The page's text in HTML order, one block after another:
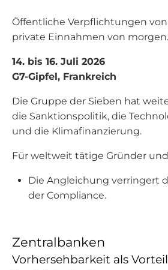
Öffentliche Verpflichtungen
private Einnahmen von morgen.
14. bis 16. Juli 2026
G7-Gipfel, Frankreich
Die Gruppe der Sieben hat
die Sanktionspolitik, die
und die Klimafinanzierung.
Für weltweit tätige Gründer
Die Angleichung verringert
der Compliance.
Zentralbanken
Vorhersehbarkeit als Vorteil